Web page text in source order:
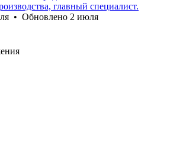
главный специалист.
• Обновлено 2 июля